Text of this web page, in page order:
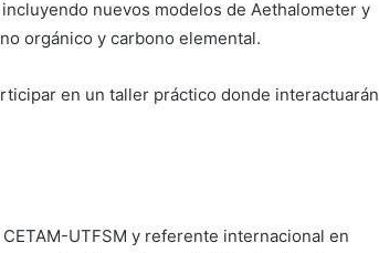
nuevos modelos de Aethalometer y
orgánico y carbono elemental.
en un taller práctico donde interactuarán
UTFSM y referente internacional en